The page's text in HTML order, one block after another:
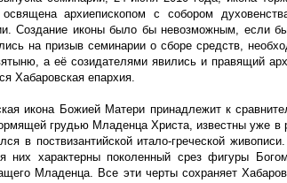
архиепископом с собором
Создание иконы было бы невозможным, если
на призыв семинарии о сборе средств,
а её созидателями явились и правящий
Хабаровская епархия.
икона Божией Матери принадлежит к
грудью Младенца Христа, известны уже в
в поствизантийской итало-греческой
них характерны поколенный срез фигуры
Младенца. Все эти черты сохраняет